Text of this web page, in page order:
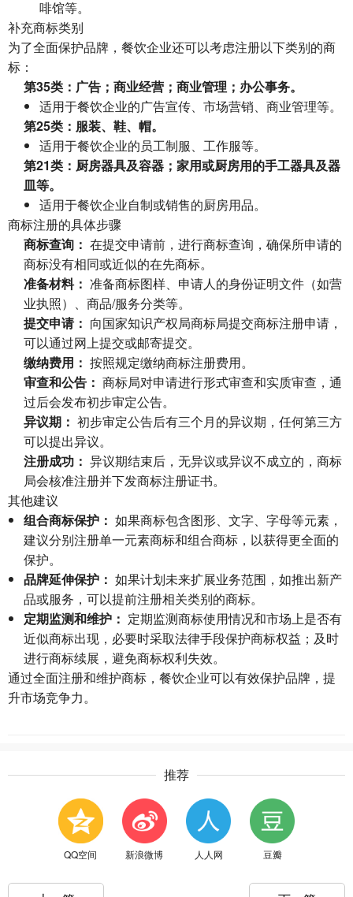
啡馆等。
补充商标类别
为了全面保护品牌，餐饮企业还可以考虑注册以下类别的商
标：
第35类：广告；商业经营；商业管理；办公事务。
适用于餐饮企业的广告宣传、市场营销、商业管理等。
第25类：服装、鞋、帽。
适用于餐饮企业的员工制服、工作服等。
第21类：厨房器具及容器；家用或厨房用的手工器具及器
皿等。
适用于餐饮企业自制或销售的厨房用品。
商标注册的具体步骤
商标查询： 在提交申请前，进行商标查询，确保所申请的
商标没有相同或近似的在先商标。
准备材料： 准备商标图样、申请人的身份证明文件（如营
业执照）、商品/服务分类等。
提交申请： 向国家知识产权局商标局提交商标注册申请，
可以通过网上提交或邮寄提交。
缴纳费用： 按照规定缴纳商标注册费用。
审查和公告： 商标局对申请进行形式审查和实质审查，通
过后会发布初步审定公告。
异议期： 初步审定公告后有三个月的异议期，任何第三方
可以提出异议。
注册成功： 异议期结束后，无异议或异议不成立的，商标
局会核准注册并下发商标注册证书。
其他建议
组合商标保护： 如果商标包含图形、文字、字母等元素，
建议分别注册单一元素商标和组合商标，以获得更全面的
保护。
品牌延伸保护： 如果计划未来扩展业务范围，如推出新产
品或服务，可以提前注册相关类别的商标。
定期监测和维护： 定期监测商标使用情况和市场上是否有
近似商标出现，必要时采取法律手段保护商标权益；及时
进行商标续展，避免商标权利失效。
通过全面注册和维护商标，餐饮企业可以有效保护品牌，提
升市场竞争力。
推荐
QQ空间 新浪微博 人人网 豆瓣